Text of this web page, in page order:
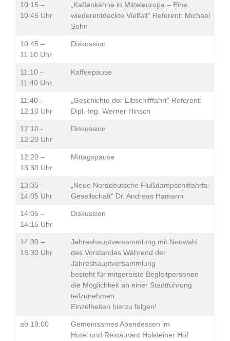
10:15 –
10:45 Uhr
„Kaffenkähne in Mitteleuropa – Eine
wiederentdeckte Vielfalt“ Referent: Michael
Sohn
10:45 –
11:10 Uhr
Diskussion
11:10 –
11:40 Uhr
Kaffeepause
11:40 –
12:10 Uhr
„Geschichte der Elbschifffahrt“ Referent:
Dipl.-Ing. Werner Hinsch
12:10 -
12:20 Uhr
Diskussion
12:20 –
13:30 Uhr
Mittagspause
13:35 –
14:05 Uhr
„Neue Norddeutsche Flußdampschiffahrts-
Gesellschaft“ Dr. Andreas Hamann
14:05 –
14:15 Uhr
Diskussion
14:30 –
18:30 Uhr
Jahreshauptversammlung mit Neuwahl
des Vorstandes Während der
Jahreshauptversammlung
besteht für mitgereiste Begleitpersonen
die Möglichkeit an einer Stadtführung
teilzunehmen.
Einzelheiten hierzu folgen!
ab 19:00
Gemeinsames Abendessen im
Hotel und Restaurant Holsteiner Hof